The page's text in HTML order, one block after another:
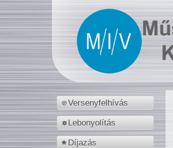
Versenyfelhívás
Lebonyolítás
Díjazás